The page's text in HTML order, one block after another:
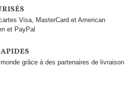
Visa, MasterCard et American
et PayPal
grâce à des partenaires de livraison